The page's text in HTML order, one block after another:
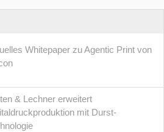
Whitepaper zu Agentic Print von
& Lechner erweitert
mit Durst-